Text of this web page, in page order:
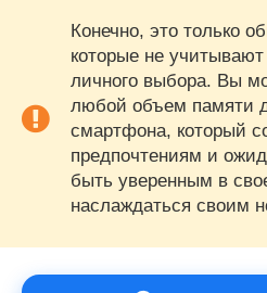
Конечно, это только
которые не
личного выбора. Вы
любой объем памяти
смартфона, который
предпочтениям и
быть уверенным в
наслаждаться своим